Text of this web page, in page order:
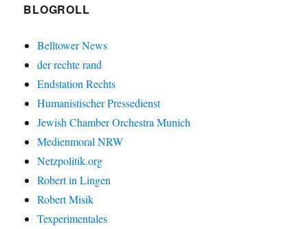
BLOGROLL
Belltower News
der rechte rand
Endstation Rechts
Humanistischer Pressedienst
Jewish Chamber Orchestra Munich
Medienmoral NRW
Netzpolitik.org
Robert in Lingen
Robert Misik
Texperimentales